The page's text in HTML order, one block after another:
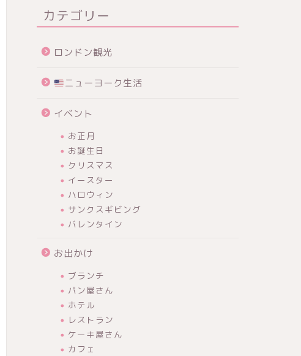
カテゴリー
ロンドン観光
ニューヨーク生活
イベント
お正月
お誕生日
クリスマス
イースター
ハロウィン
サンクスギビング
バレンタイン
お出かけ
ブランチ
パン屋さん
ホテル
レストラン
ケーキ屋さん
カフェ